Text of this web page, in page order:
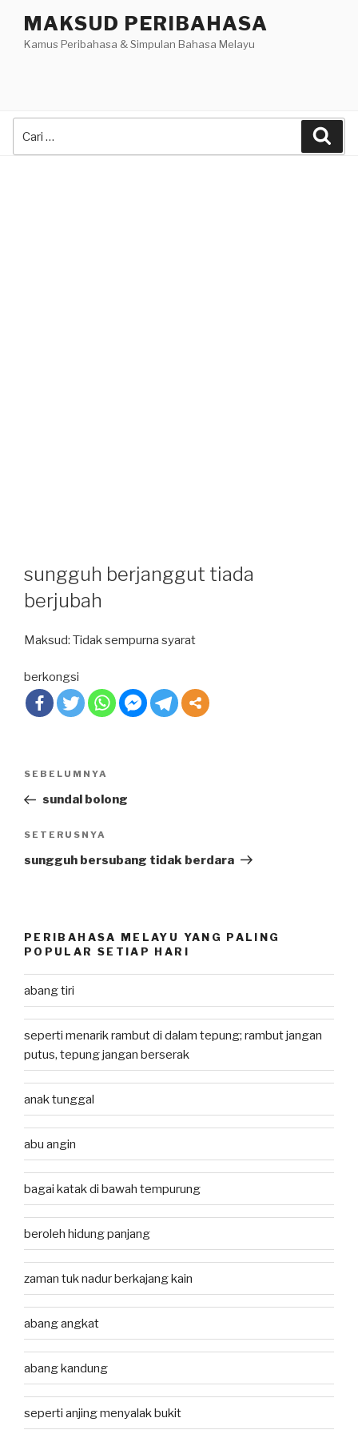
content
MAKSUD PERIBAHASA
Kamus Peribahasa & Simpulan Bahasa Melayu
sungguh berjanggut tiada
berjubah
Maksud: Tidak sempurna syarat
berkongsi
Post
Previous
Post
SEBELUMNYA
sundal bolong
Next
Post
SETERUSNYA
sungguh bersubang tidak berdara
PERIBAHASA MELAYU YANG PALING
POPULAR SETIAP HARI
abang tiri
seperti menarik rambut di dalam tepung; rambut jangan
putus, tepung jangan berserak
anak tunggal
abu angin
bagai katak di bawah tempurung
beroleh hidung panjang
zaman tuk nadur berkajang kain
abang angkat
abang kandung
seperti anjing menyalak bukit